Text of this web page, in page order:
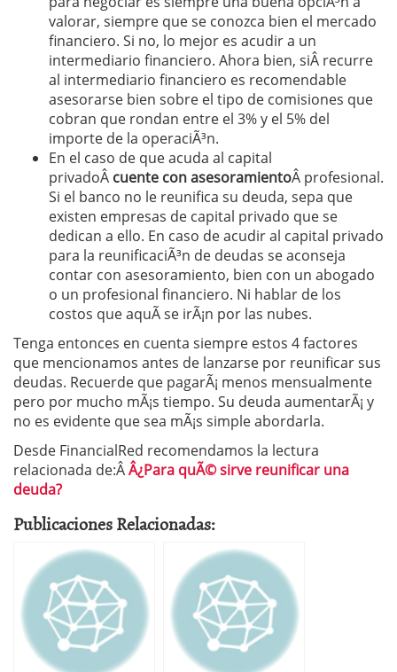
valorar, siempre que se conozca bien el mercado
financiero. Si no, lo mejor es acudir a un
intermediario financiero. Ahora bien, siÂ recurre
al intermediario financiero es recomendable
asesorarse bien sobre el tipo de comisiones que
cobran que rondan entre el 3% y el 5% del
importe de la operaciÃ³n.
En el caso de que acuda al capital
privadoÂ cuente con asesoramientoÂ profesional.
Si el banco no le reunifica su deuda, sepa que
existen empresas de capital privado que se
dedican a ello. En caso de acudir al capital privado
para la reunificaciÃ³n de deudas se aconseja
contar con asesoramiento, bien con un abogado
o un profesional financiero. Ni hablar de los
costos que aquÃ­ se irÃ¡n por las nubes.
Tenga entonces en cuenta siempre estos 4 factores
que mencionamos antes de lanzarse por reunificar sus
deudas. Recuerde que pagarÃ¡ menos mensualmente
pero por mucho mÃ¡s tiempo. Su deuda aumentarÃ¡ y
no es evidente que sea mÃ¡s simple abordarla.
Desde FinancialRed recomendamos la lectura
relacionada de:ÂÂ¿Para quÃ© sirve reunificar una
deuda?
Publicaciones Relacionadas: